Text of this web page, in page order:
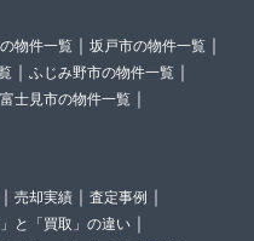
物件一覧
坂戸市の物件一覧
ふじみ野市の物件一覧
富士見市の物件一覧
売却実績
査定事例
」と「買取」の違い